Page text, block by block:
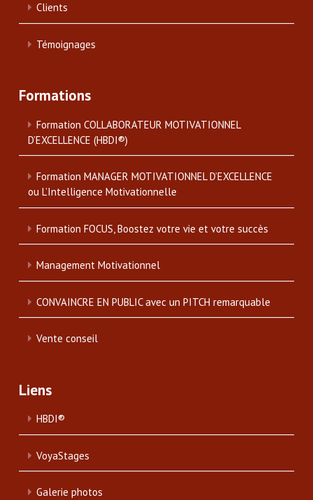
Clients
Témoignages
Formations
Formation COLLABORATEUR MOTIVATIONNEL
D’EXCELLENCE (HBDI®)
Formation MANAGER MOTIVATIONNEL D’EXCELLENCE
ou L’Intelligence Motivationnelle
Formation FOCUS, Boostez votre vie et votre succès
Management Motivationnel
CONVAINCRE EN PUBLIC avec un PITCH remarquable
Vente conseil
Liens
HBDI®
VoyaStages
Galerie photos